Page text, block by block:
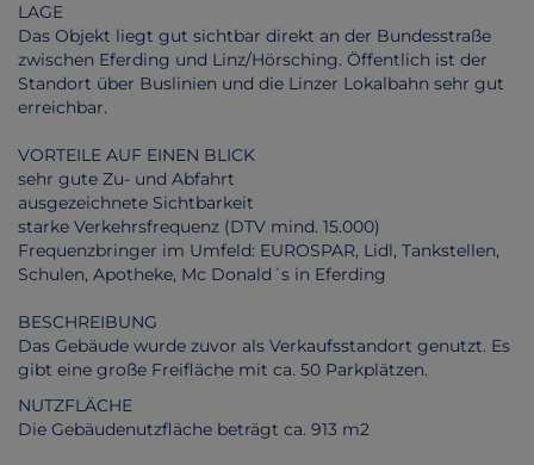
LAGE
Das Objekt liegt gut sichtbar direkt an der Bundesstraße
zwischen Eferding und Linz/Hörsching. Öffentlich ist der
Standort über Buslinien und die Linzer Lokalbahn sehr gut
erreichbar.
VORTEILE AUF EINEN BLICK
sehr gute Zu- und Abfahrt
ausgezeichnete Sichtbarkeit
starke Verkehrsfrequenz (DTV mind. 15.000)
Frequenzbringer im Umfeld: EUROSPAR, Lidl, Tankstellen,
Schulen, Apotheke, Mc Donald´s in Eferding
BESCHREIBUNG
Das Gebäude wurde zuvor als Verkaufsstandort genutzt. Es
gibt eine große Freifläche mit ca. 50 Parkplätzen.
NUTZFLÄCHE
Die Gebäudenutzfläche beträgt ca. 913 m2